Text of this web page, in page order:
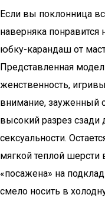
Если вы поклонница
наверняка
юбку-карандаш от
Представленная
женственность,
внимание, зауженный
высокий разрез сзади
сексуальности.
мягкой теплой шерсти
«посажена» на
смело носить в